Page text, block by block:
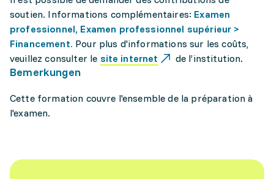
soutien. Informations complémentaires: Examen
professionnel, Examen professionnel supérieur >
Financement. Pour plus d'informations sur les coûts,
veuillez consulter le site internet de l’institution.
Bemerkungen
Cette formation couvre l'ensemble de la préparation à
l'examen.